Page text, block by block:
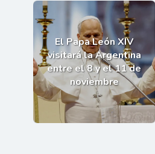
El Papa León XIV
visitará la Argentina
entre el 8 y el 11 de
noviembre